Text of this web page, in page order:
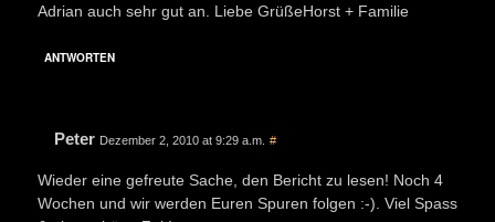
Adrian auch sehr gut an. Liebe GrüßeHorst + Familie
ANTWORTEN
Peter Dezember 2, 2010 at 9:29 a.m. #
Wieder eine gefreute Sache, den Bericht zu lesen! Noch 4
Wochen und wir werden Euren Spuren folgen :-). Viel Spass